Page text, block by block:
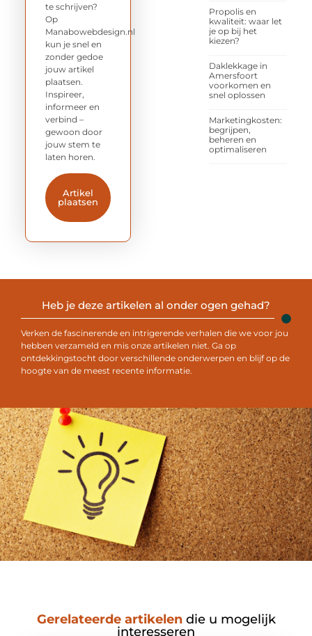
Propolis en
kwaliteit: waar let
je op bij het
kiezen?
Daklekkage in
Amersfoort
voorkomen en
snel oplossen
Marketingkosten:
begrijpen,
beheren en
optimaliseren
te schrijven?
Op
Manabowebdesign.nl
kun je snel en
zonder gedoe
jouw artikel
plaatsen.
Inspireer,
informeer en
verbind –
gewoon door
jouw stem te
laten horen.
Artikel
plaatsen
Heb je deze artikelen al onder ogen gehad?
Verken de fascinerende en intrigerende verhalen die we voor jou
hebben verzameld en mis onze artikelen niet. Ga op
ontdekkingstocht door verschillende onderwerpen en blijf op de
hoogte van de meest recente informatie.
Gerelateerde artikelendie u mogelijk
interesseren